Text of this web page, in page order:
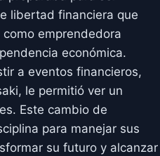
libertad financiera que
emprendedora
económica.
a eventos financieros,
le permitió ver un
Este cambio de
para manejar sus
su futuro y alcanzar